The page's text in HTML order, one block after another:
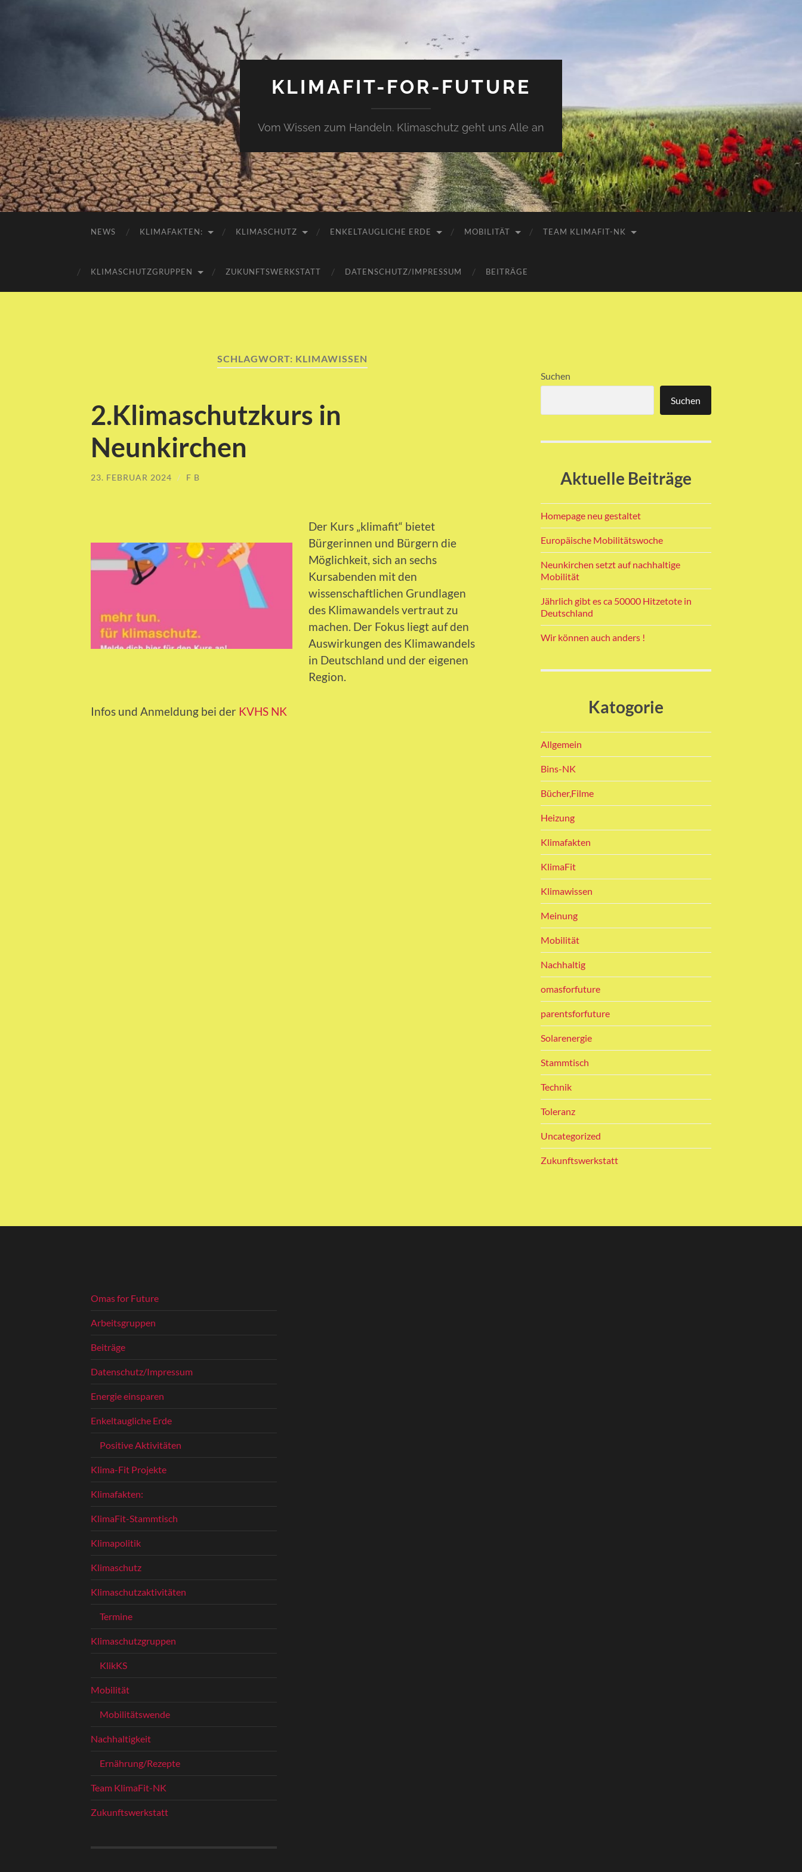
KLIMAFIT-FOR-FUTURE
Vom Wissen zum Handeln. Klimaschutz geht uns Alle an
NEWS KLIMAFAKTEN: KLIMASCHUTZ ENKELTAUGLICHE ERDE MOBILITÄT TEAM KLIMAFIT-NK
KLIMASCHUTZGRUPPEN ZUKUNFTSWERKSTATT DATENSCHUTZ/IMPRESSUM BEITRÄGE
SCHLAGWORT: KLIMAWISSEN
2.Klimaschutzkurs in
Neunkirchen
23. FEBRUAR 2024 / F B
Der Kurs „klimafit“ bietet
Bürgerinnen und Bürgern die
Möglichkeit, sich an sechs
Kursabenden mit den
wissenschaftlichen Grundlagen
des Klimawandels vertraut zu
machen. Der Fokus liegt auf den
Auswirkungen des Klimawandels
in Deutschland und der eigenen
Region.
Infos und Anmeldung bei der KVHS NK
Suchen
Suchen
Aktuelle Beiträge
Homepage neu gestaltet
Europäische Mobilitätswoche
Neunkirchen setzt auf nachhaltige
Mobilität
Jährlich gibt es ca 50000 Hitzetote in
Deutschland
Wir können auch anders !
Katogorie
Allgemein
Bins-NK
Bücher,Filme
Heizung
Klimafakten
KlimaFit
Klimawissen
Meinung
Mobilität
Nachhaltig
omasforfuture
parentsforfuture
Solarenergie
Stammtisch
Technik
Toleranz
Uncategorized
Zukunftswerkstatt
Omas for Future
Arbeitsgruppen
Beiträge
Datenschutz/Impressum
Energie einsparen
Enkeltaugliche Erde
Positive Aktivitäten
Klima-Fit Projekte
Klimafakten:
KlimaFit-Stammtisch
Klimapolitik
Klimaschutz
Klimaschutzaktivitäten
Termine
Klimaschutzgruppen
KlikKS
Mobilität
Mobilitätswende
Nachhaltigkeit
Ernährung/Rezepte
Team KlimaFit-NK
Zukunftswerkstatt